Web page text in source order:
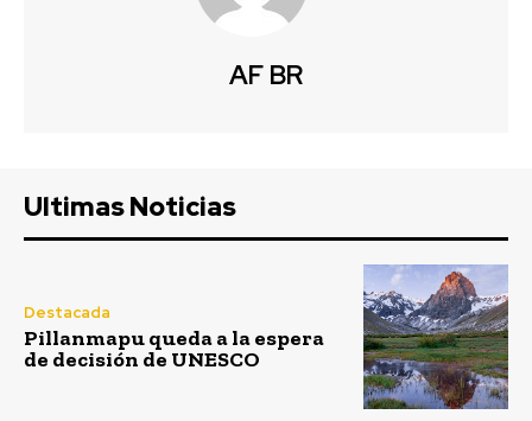
AF BR
Ultimas Noticias
Destacada
Pillanmapu queda a la espera
de decisión de UNESCO